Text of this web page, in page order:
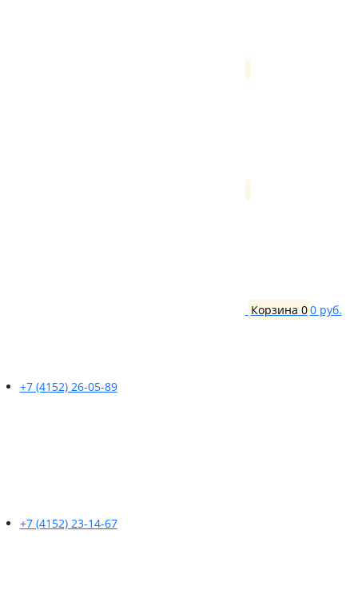
Корзина 00 руб.
+7 (4152) 26-05-89
+7 (4152) 23-14-67